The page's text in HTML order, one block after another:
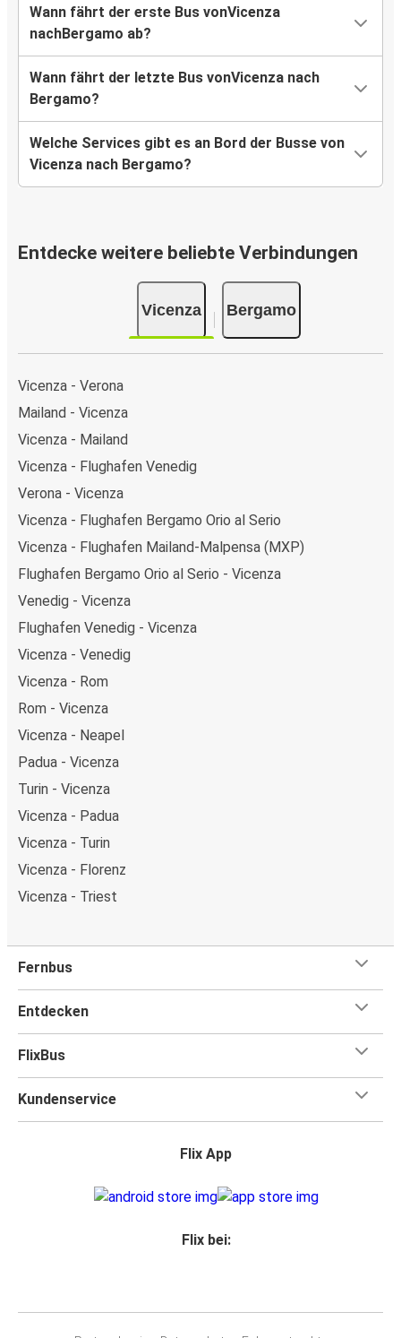
Wann fährt der erste Bus vonVicenza
nachBergamo ab?
Wann fährt der letzte Bus vonVicenza nach
Bergamo?
Welche Services gibt es an Bord der Busse von
Vicenza nach Bergamo?
Entdecke weitere beliebte Verbindungen
Vicenza Bergamo
Vicenza - Verona
Mailand - Vicenza
Vicenza - Mailand
Vicenza - Flughafen Venedig
Verona - Vicenza
Vicenza - Flughafen Bergamo Orio al Serio
Vicenza - Flughafen Mailand-Malpensa (MXP)
Flughafen Bergamo Orio al Serio - Vicenza
Venedig - Vicenza
Flughafen Venedig - Vicenza
Vicenza - Venedig
Vicenza - Rom
Rom - Vicenza
Vicenza - Neapel
Padua - Vicenza
Turin - Vicenza
Vicenza - Padua
Vicenza - Turin
Vicenza - Florenz
Vicenza - Triest
Fernbus
Entdecken
FlixBus
Kundenservice
Flix App
Flix bei: